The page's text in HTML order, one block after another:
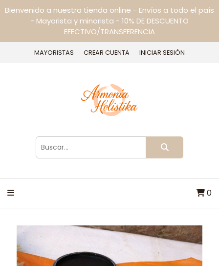
Bienvenido a nuestra tienda online - Envíos a todo el país
- Mayorista y minorista - 10% DE DESCUENTO
EFECTIVO/TRANSFERENCIA
MAYORISTAS CREAR CUENTA INICIAR SESIÓN
0